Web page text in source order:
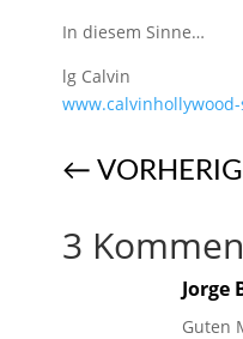
In diesem Sinne…
lg Calvin
←
3
Jorge
Guten